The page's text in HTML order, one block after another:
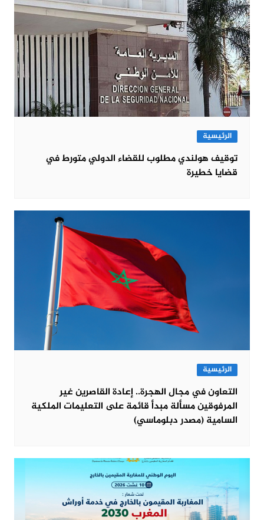
الرئيسية
توقيف هولندي مطلوب للقضاء الدولي متورط في
قضايا خطيرة
الرئيسية
التعاون في مجال الهجرة.. إعادة القاصرين غير
المرفوقين مسألة مبدأ قائمة على التعليمات الملكية
السامية (مصدر دبلوماسي)